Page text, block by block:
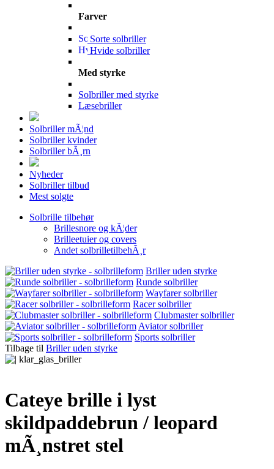
Farver
Sorte solbriller
Hvide solbriller
Med styrke
Solbriller med styrke
Læsebriller
Solbriller mÃ¦nd
Solbriller kvinder
Solbriller bÃ¸rn
Nyheder
Solbriller tilbud
Mest solgte
Solbrille tilbehør
Brillesnore og kÃ¦der
Brilleetuier og covers
Andet solbrilletilbehÃ¸r
Briller uden styrke
Runde solbriller
Wayfarer solbriller
Racer solbriller
Clubmaster solbriller
Aviator solbriller
Sports solbriller
Tilbage til Briller uden styrke
Cateye brille i lyst
skildpaddebrun / leopard
mÃ¸nstret stel